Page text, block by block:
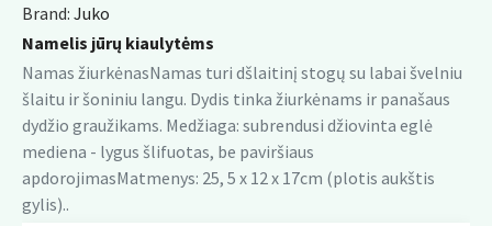
Brand: Juko
Namelis jūrų kiaulytėms
Namas žiurkėnasNamas turi dšlaitinį stogų su labai švelniu
šlaitu ir šoniniu langu. Dydis tinka žiurkėnams ir panašaus
dydžio graužikams. Medžiaga: subrendusi džiovinta eglė
mediena - lygus šlifuotas, be paviršiaus
apdorojimasMatmenys: 25, 5 x 12 x 17cm (plotis aukštis
gylis)..